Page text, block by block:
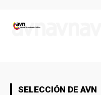
SELECCIÓN DE AVN